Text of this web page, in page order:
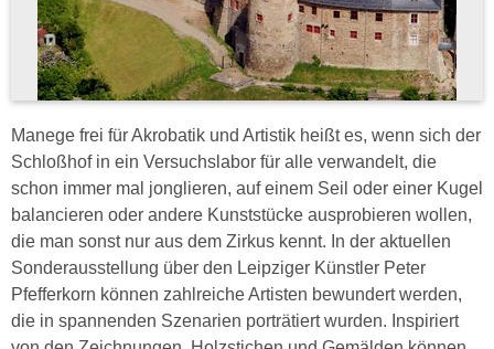
Manege frei für Akrobatik und Artistik heißt es, wenn sich der
Schloßhof in ein Versuchslabor für alle verwandelt, die
schon immer mal jonglieren, auf einem Seil oder einer Kugel
balancieren oder andere Kunststücke ausprobieren wollen,
die man sonst nur aus dem Zirkus kennt. In der aktuellen
Sonderausstellung über den Leipziger Künstler Peter
Pfefferkorn können zahlreiche Artisten bewundert werden,
die in spannenden Szenarien porträtiert wurden. Inspiriert